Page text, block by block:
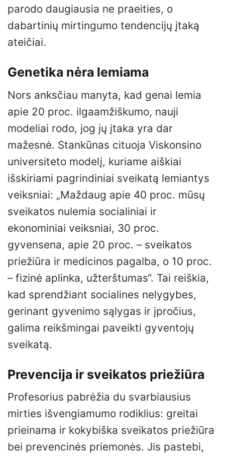
parodo daugiausia ne praeities, o
dabartinių mirtingumo tendencijų įtaką
ateičiai.
Genetika nėra lemiama
Nors anksčiau manyta, kad genai lemia
apie 20 proc. ilgaamžiškumo, nauji
modeliai rodo, jog jų įtaka yra dar
mažesnė. Stankūnas cituoja Viskonsino
universiteto modelį, kuriame aiškiai
išskiriami pagrindiniai sveikatą lemiantys
veiksniai: „Maždaug apie 40 proc. mūsų
sveikatos nulemia socialiniai ir
ekonominiai veiksniai, 30 proc.
gyvensena, apie 20 proc. – sveikatos
priežiūra ir medicinos pagalba, o 10 proc.
– fizinė aplinka, užterštumas“. Tai reiškia,
kad sprendžiant socialines nelygybes,
gerinant gyvenimo sąlygas ir įpročius,
galima reikšmingai paveikti gyventojų
sveikatą.
Prevencija ir sveikatos priežiūra
Profesorius pabrėžia du svarbiausius
mirties išvengiamumo rodiklius: greitai
prieinama ir kokybiška sveikatos priežiūra
bei prevencinės priemonės. Jis pastebi,